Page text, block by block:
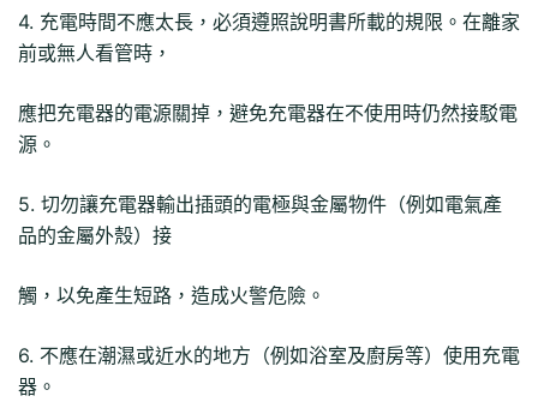
4. 充電時間不應太長，必須遵照說明書所載的規限。在離家
前或無人看管時，
應把充電器的電源關掉，避免充電器在不使用時仍然接駁電
源。
5. 切勿讓充電器輸出插頭的電極與金屬物件（例如電氣產
品的金屬外殼）接
觸，以免產生短路，造成火警危險。
6. 不應在潮濕或近水的地方（例如浴室及廚房等）使用充電
器。